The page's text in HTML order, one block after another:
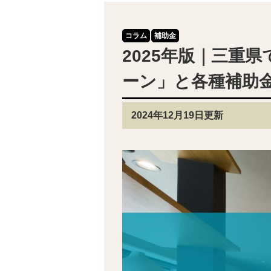
コラム 補助金
2025年版｜三重
ーン」と各種補助
2024年12月19日更新